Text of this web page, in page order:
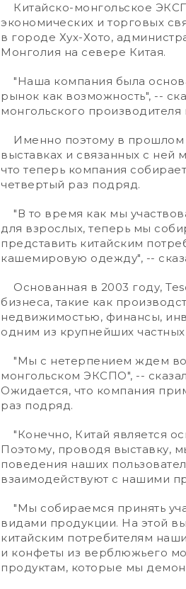
Китайско-монгольское
экономических и торговых
в городе Хух-Хото,
Монголия на севере Китая.
"Наша компания была
рынок как возможность", --
монгольского
Именно поэтому в прошлом
выставках и связанных с ней
что теперь компания
четвертый раз подряд.
"В то время как мы
для взрослых, теперь мы
представить китайским
кашемировую одежду", --
Основанная в 2003 году,
бизнеса, такие как
недвижимостью, финансы,
одним из крупнейших
"Мы с нетерпением ждем
монгольском ЭКСПО", --
Ожидается, что компания
раз подряд.
"Конечно, Китай является
Поэтому, проводя выставку,
поведения наших
взаимодействуют с нашими
"Мы собираемся принять
видами продукции. На этой
китайским потребителям
и конфеты из верблюжьего
продуктам, которые мы